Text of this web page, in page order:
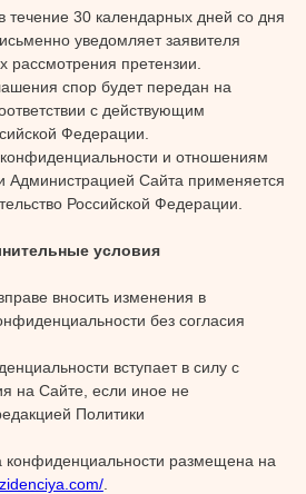
течение 30 календарных дней со дня
уведомляет заявителя
рассмотрения претензии.
спор будет передан на
с действующим
Федерации.
и отношениям
Администрацией Сайта применяется
Российской Федерации.
условия
вносить изменения в
без согласия
вступает в силу с
на Сайте, если иное не
Политики
конфиденциальности размещена на
.